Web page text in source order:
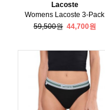
Lacoste
Womens Lacoste 3-Pack
59,500원 44,700원